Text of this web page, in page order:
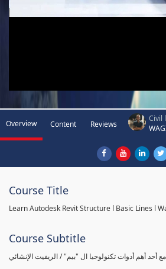
Overview Content Reviews
Civil
Course Title
Learn Autodesk Revit Structure l Basic Lines l
Course Subtitle
أحد أهم أدوات تكنولوجيا ال "بيم" / الريفيت الإنشائي